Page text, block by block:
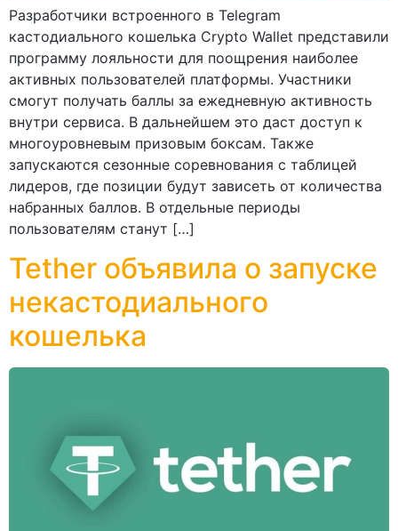
Разработчики встроенного в Telegram
кастодиального кошелька Crypto Wallet представили
программу лояльности для поощрения наиболее
активных пользователей платформы. Участники
смогут получать баллы за ежедневную активность
внутри сервиса. В дальнейшем это даст доступ к
многоуровневым призовым боксам. Также
запускаются сезонные соревнования с таблицей
лидеров, где позиции будут зависеть от количества
набранных баллов. В отдельные периоды
пользователям станут […]
Tether объявила о запуске
некастодиального
кошелька